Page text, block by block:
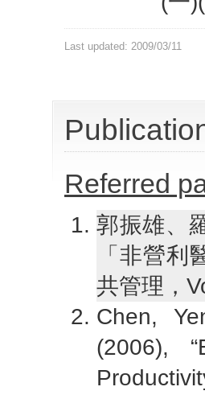
Last updated: 2009/03/11
Referred
郭振雄、
「非營
共管理，
Chen,
(2006),